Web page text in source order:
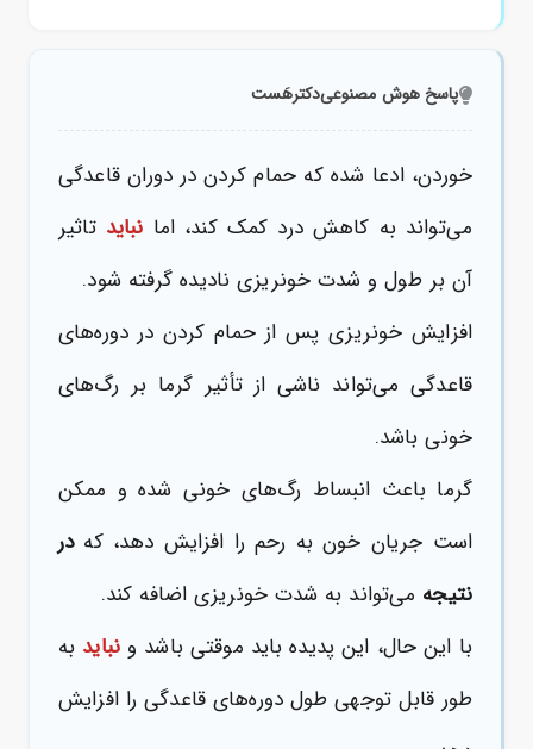
پاسخ هوش مصنوعیدکترهَست
خوردن، ادعا شده که حمام کردن در دوران قاعدگی
می‌تواند به کاهش درد کمک کند، اما نباید تاثیر
آن بر طول و شدت خونریزی نادیده گرفته شود.
افزایش خونریزی پس از حمام کردن در دوره‌های
قاعدگی می‌تواند ناشی از تأثیر گرما بر رگ‌های
خونی باشد.
گرما باعث انبساط رگ‌های خونی شده و ممکن
است جریان خون به رحم را افزایش دهد، کهدر
نتیجه می‌تواند به شدت خونریزی اضافه کند.
با این حال، این پدیده باید موقتی باشد و نباید به
طور قابل توجهی طول دوره‌های قاعدگی را افزایش